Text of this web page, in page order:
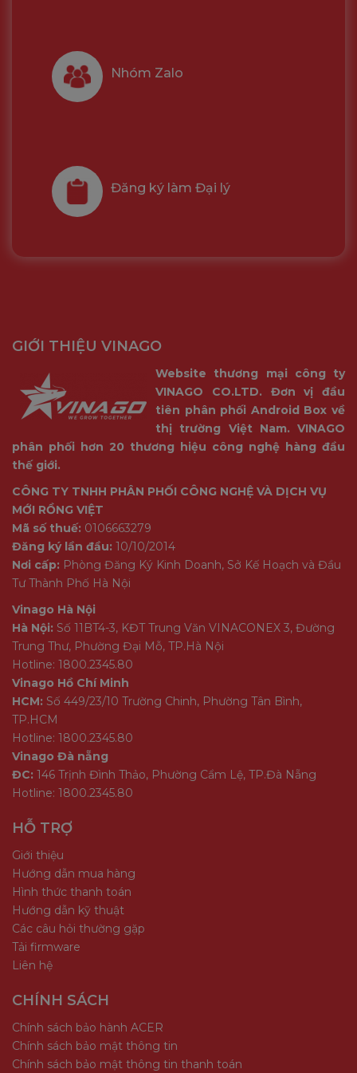
Ứng dụng hỗ trợ
IMOU Life (iOS/Android)
Nhóm Zalo
Đăng ký làm Đại lý
GIỚI THIỆU VINAGO
Website thương mại công ty
VINAGO CO.LTD. Đơn vị đầu
tiên phân phối Android Box về
thị trường Việt Nam. VINAGO
phân phối hơn 20 thương hiệu công nghệ hàng đầu
thế giới.
CÔNG TY TNHH PHÂN PHỐI CÔNG NGHỆ VÀ DỊCH VỤ
MỚI RỒNG VIỆT
Mã số thuế: 0106663279
Đăng ký lần đầu: 10/10/2014
Nơi cấp: Phòng Đăng Ký Kinh Doanh, Sở Kế Hoạch và Đầu
Tư Thành Phố Hà Nội
Vinago Hà Nội
Hà Nội: Số 11BT4-3, KĐT Trung Văn VINACONEX 3, Đường
Trung Thư, Phường Đại Mỗ, TP.Hà Nội
Hotline: 1800.2345.80
Vinago Hồ Chí Minh
HCM: Số 449/23/10 Trường Chinh, Phường Tân Bình,
TP.HCM
Hotline: 1800.2345.80
Vinago Đà nẵng
ĐC: 146 Trịnh Đình Thảo, Phường Cẩm Lệ, TP.Đà Nẵng
Hotline: 1800.2345.80
HỖ TRỢ
Giới thiệu
Hướng dẫn mua hàng
Hình thức thanh toán
Hướng dẫn kỹ thuật
Các câu hỏi thường gặp
Tải firmware
Liên hệ
CHÍNH SÁCH
Chính sách bảo hành ACER
Chính sách bảo mật thông tin
Chính sách bảo mật thông tin thanh toán